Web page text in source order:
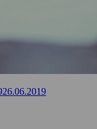
26.06.2019